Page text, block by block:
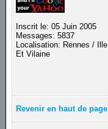
Inscrit le: 05 Juin 2005
Messages: 5837
Localisation: Rennes / Ille
Et Vilaine
Revenir en haut de page